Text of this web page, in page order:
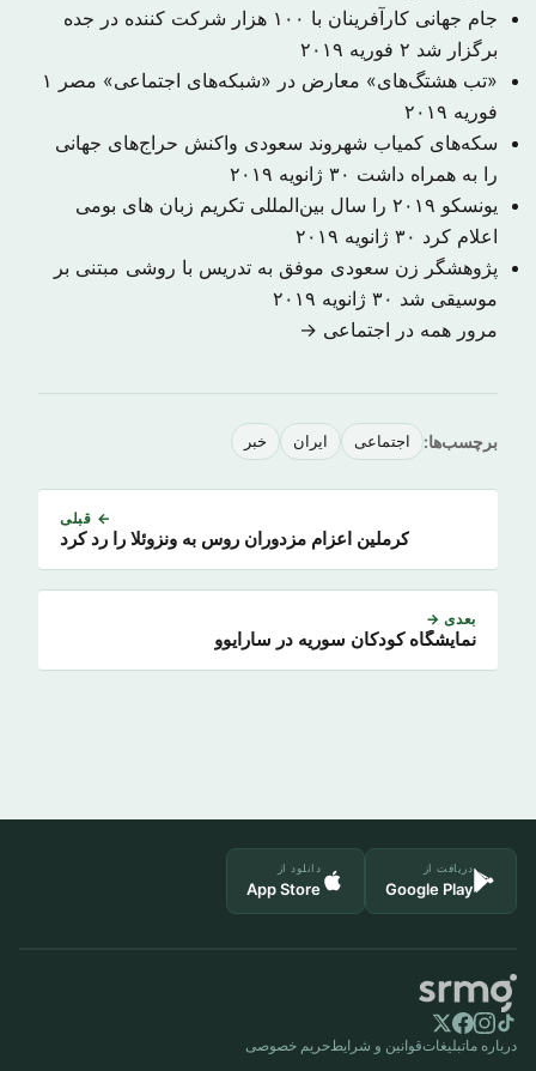
جام جهانی کارآفرینان با ۱۰۰ هزار شرکت کننده در جده
برگزار شد ۲ فوریه ۲۰۱۹
«تب هشتگ‌های» معارض در «شبکه‌های اجتماعی» مصر
۱
فوریه ۲۰۱۹
سکه‌های کمیاب شهروند سعودی واکنش حراج‌های جهانی
را به همراه داشت ۳۰ ژانویه ۲۰۱۹
یونسکو ۲۰۱۹ را سال بین‌المللی تکریم زبان های بومی
اعلام کرد ۳۰ ژانویه ۲۰۱۹
​پژوهشگر زن سعودی موفق به تدریس با روشی مبتنی بر
موسیقی شد ۳۰ ژانویه ۲۰۱۹
مرور همه در اجتماعی →
برچسب‌ها: اجتماعی ایران خبر
← قبلی
کرملین اعزام مزدوران روس به ونزوئلا را رد کرد
بعدی →
نمایشگاه کودکان سوریه در سارایوو
دریافت از
Google Play
دانلود از
App Store
درباره ماتبلیغاتقوانین و شرایطحریم خصوصی